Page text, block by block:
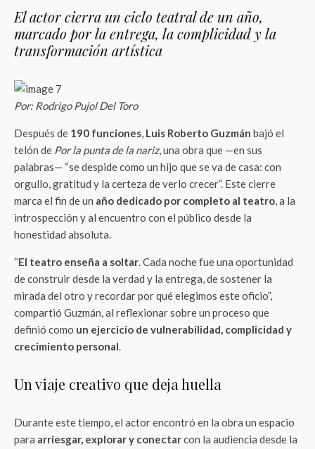
El actor cierra un ciclo teatral de un año,
marcado por la entrega, la complicidad y la
transformación artística
Por: Rodrigo Pujol Del Toro
Después de 190 funciones, Luis Roberto Guzmán bajó el
telón de Por la punta de la nariz, una obra que —en sus
palabras— “se despide como un hijo que se va de casa: con
orgullo, gratitud y la certeza de verlo crecer”. Este cierre
marca el fin de un año dedicado por completo al teatro, a la
introspección y al encuentro con el público desde la
honestidad absoluta.
“El teatro enseña a soltar. Cada noche fue una oportunidad
de construir desde la verdad y la entrega, de sostener la
mirada del otro y recordar por qué elegimos este oficio”,
compartió Guzmán, al reflexionar sobre un proceso que
definió como un ejercicio de vulnerabilidad, complicidad y
crecimiento personal.
Un viaje creativo que deja huella
Durante este tiempo, el actor encontró en la obra un espacio
para arriesgar, explorar y conectarcon la audiencia desde la